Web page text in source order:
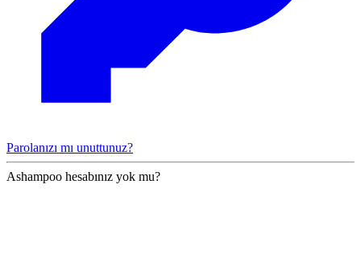
Parolanızı mı unuttunuz?
Ashampoo hesabınız yok mu?